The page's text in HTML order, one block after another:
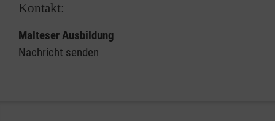
Kontakt:
Malteser Ausbildung
Nachricht senden